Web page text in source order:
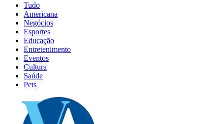
Tudo
Americana
Negócios
Esportes
Educação
Entretenimento
Eventos
Cultura
Saúde
Pets
Explore Tudo
Últimas Notícias
Previsão do Tempo